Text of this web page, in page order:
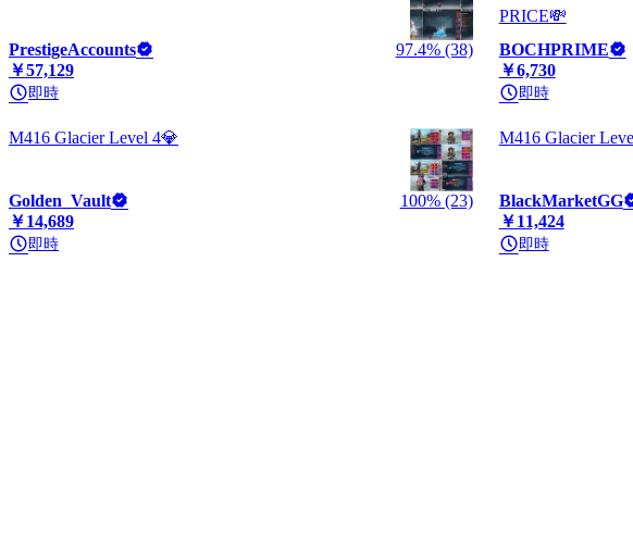
PrestigeAccounts
97.4% (38)
￥57,129
即時
PRICE💸
BOCHPRIME
￥6,730
即時
M416 Glacier Level 4💎
Golden_Vault
100% (23)
￥14,689
即時
M416 Glacier
BlackMarketGG
￥11,424
即時